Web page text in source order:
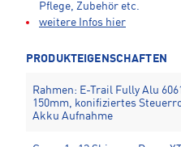
Pflege, Zubehör etc.
weitere Infos hier
PRODUKTEIGENSCHAFTEN
Rahmen: E-Trail Fully Alu
150mm, konifiziertes
Akku Aufnahme